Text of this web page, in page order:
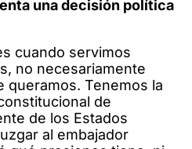
una decisión política
cuando servimos
no necesariamente
queramos. Tenemos la
de
de los Estados
al embajador